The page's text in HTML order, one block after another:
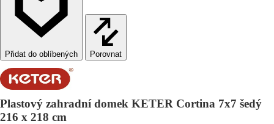
Porovnat
Plastový zahradní domek KETER Cortina 7x7 šedý
216 x 218 cm